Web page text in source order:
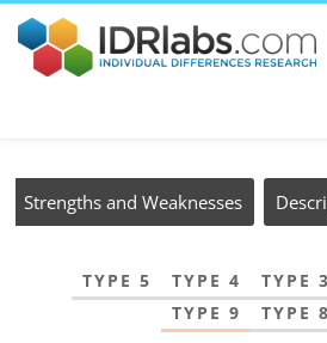
Strengths and Weaknesses
TYPE 3
TYPE 4
TYPE 5
TYPE 8
TYPE 9